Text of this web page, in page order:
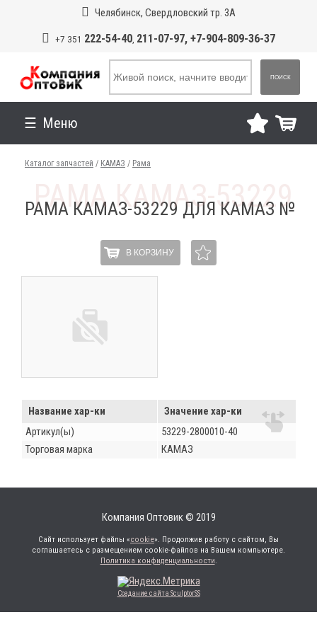
Челябинск, Свердловский тр. 3А
+7 351 222-54-40, 211-07-97, +7-904-809-36-37
ПОИСК
Меню
Каталог запчастей / КАМАЗ / Рама
РАМА КАМАЗ-53229 ДЛЯ КАМАЗ №
В КОРЗИНУ
Название хар-ки
Значение хар-ки
Артикул(ы)
53229-2800010-40
Торговая марка
КАМАЗ
Компания Оптовик © 2019
Сайт использует файлы «cookie». Продолжив работу с сайтом, Вы
соглашаетесь с размещением cookie-файлов на Вашем компьютере.
Политика конфиденциальности.
Создание сайта SculptorSS